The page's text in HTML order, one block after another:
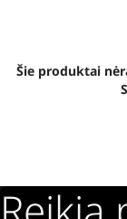
Šie produktai